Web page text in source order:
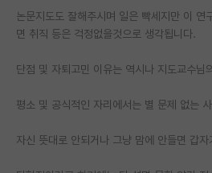
임용 정보 게시판
PI 전용 게시판
논문지도도 잘해주시며 일은 빡세지만 이 연
면 취직 등은 걱정없을것으로 생각됩니다.
단점 및 자퇴고민 이유는 역시나 지도교수님
평소 및 공식적인 자리에서는 별 문제 없는
자신 뜻대로 안되거나 그냥 맘에 안들면 갑자